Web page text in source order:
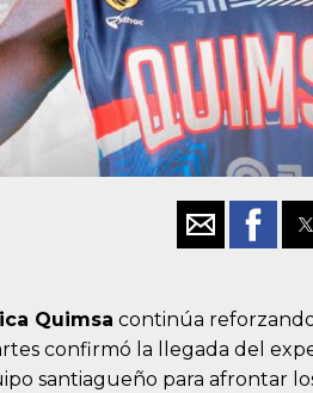
Quimsa continúa
confirmó la llegada del
santiagueño para afrontar